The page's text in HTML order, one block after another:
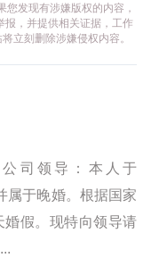
发现有涉嫌版权的内容，
，并提供相关证据，工作
立刻删除涉嫌侵权内容。
司领导：本人于
属于晚婚。根据国家
婚假。现特向领导请